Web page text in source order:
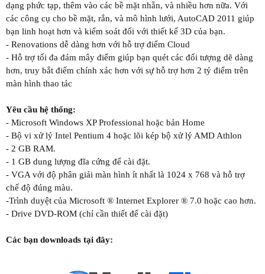
dạng phức tạp, thêm vào các bề mặt nhẵn, và nhiều hơn nữa. Với
các công cụ cho bề mặt, rắn, và mô hình lưới, AutoCAD 2011 giúp
bạn linh hoạt hơn và kiểm soát đối với thiết kế 3D của bạn.
- Renovations dễ dàng hơn với hỗ trợ điểm Cloud
- Hỗ trợ tối đa đám mây điểm giúp bạn quét các đối tượng dẽ dàng
hơn, truy bắt điểm chính xác hơn với sự hỗ trợ hơn 2 tỷ điểm trên
màn hình thao tác
Yêu cầu hệ thống:
- Microsoft Windows XP Professional hoặc bản Home
- Bộ vi xử lý Intel Pentium 4 hoặc lõi kép bộ xử lý AMD Athlon
- 2 GB RAM.
- 1 GB dung lượng đĩa cứng để cài đặt.
- VGA với độ phân giải màn hình ít nhất là 1024 x 768 và hỗ trợ
chế độ đúng màu.
-Trình duyệt của Microsoft ® Internet Explorer ® 7.0 hoặc cao hơn.
- Drive DVD-ROM (chỉ cần thiết để cài đặt)
Các bạn downloads tại đây: